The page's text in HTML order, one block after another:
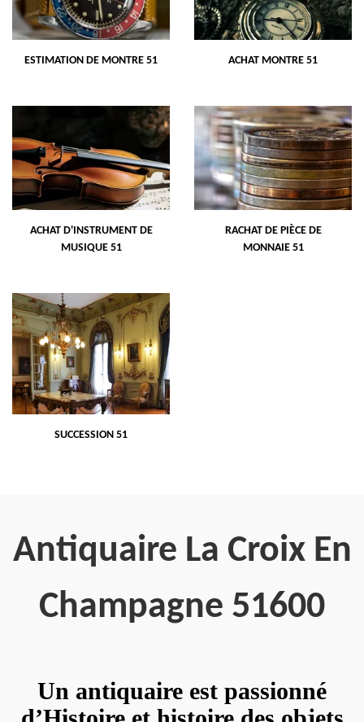
ESTIMATION DE MONTRE 51 ACHAT MONTRE 51
ACHAT D'INSTRUMENT DE
MUSIQUE 51
RACHAT DE PIÈCE DE
MONNAIE 51
SUCCESSION 51
Antiquaire La Croix En
Champagne 51600
Un antiquaire est passionné